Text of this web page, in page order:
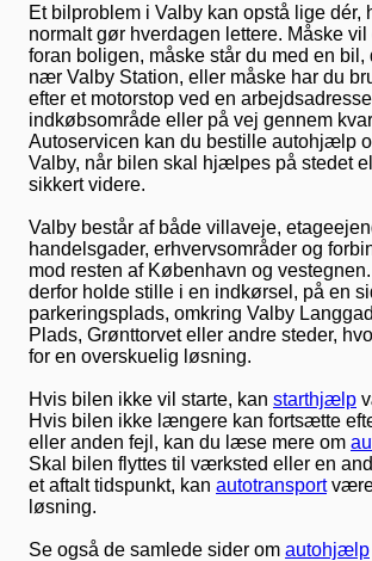
Et bilproblem i Valby kan opstå lige dér,
normalt gør hverdagen lettere. Måske
foran boligen, måske står du med en bil,
nær Valby Station, eller måske har du
efter et motorstop ved en
indkøbsområde eller på vej gennem
Autoservicen kan du bestille autohjælp
Valby, når bilen skal hjælpes på stedet
sikkert videre.
Valby består af både villaveje,
handelsgader, erhvervsområder og
mod resten af København og
derfor holde stille i en indkørsel, på en
parkeringsplads, omkring Valby
Plads, Grønttorvet eller andre steder,
for en overskuelig løsning.
Hvis bilen ikke vil starte, kan starthjælp
Hvis bilen ikke længere kan fortsætte
eller anden fejl, kan du læse mere om
Skal bilen flyttes til værksted eller en
et aftalt tidspunkt, kan autotransportvære
løsning.
Se også de samlede sider om autohjælp